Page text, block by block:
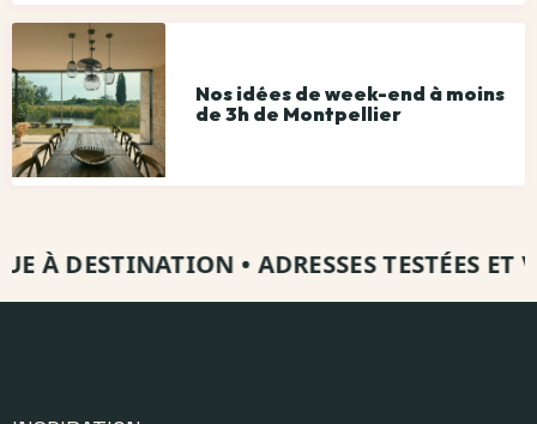
Nos idées de week-end à moins
de 3h de Montpellier
À DESTINATION•ADRESSES TESTÉES ET